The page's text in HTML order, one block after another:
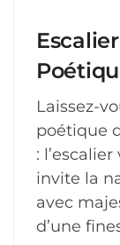
Laissez-
poétique
:
invite la
avec
d’une